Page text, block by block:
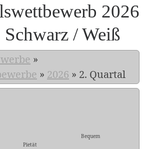
2026
/ Weiß
»
» 2026 » 2. Quartal
Pietät
Bequem